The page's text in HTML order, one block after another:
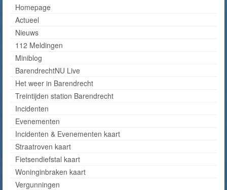
Homepage
Actueel
Nieuws
112 Meldingen
Miniblog
BarendrechtNU Live
Het weer in Barendrecht
Treintijden station Barendrecht
Incidenten
Evenementen
Incidenten & Evenementen kaart
Straatroven kaart
Fietsendiefstal kaart
Woninginbraken kaart
Vergunningen